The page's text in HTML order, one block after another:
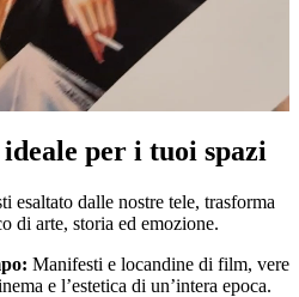
per i tuoi spazi
esaltato dalle nostre tele, trasforma
di arte, storia ed emozione.
Manifesti e locandine di film, vere
e l’estetica di un’intera epoca.